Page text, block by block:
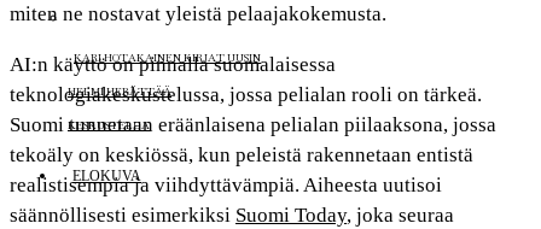
KARI HOTAKAINEN KIRJAT UUSIN
HELMI HERÄTTÄÄ
KESKUSTELUA
ELOKUVA
miten ne nostavat yleistä pelaajakokemusta.
AI:n käyttö on pinnalla suomalaisessa
teknologiakeskustelussa, jossa pelialan rooli on tärkeä.
Suomi tunnetaan eräänlaisena pelialan piilaaksona, jossa
tekoäly on keskiössä, kun peleistä rakennetaan entistä
realistisempia ja viihdyttävämpiä. Aiheesta uutisoi
säännöllisesti esimerkiksi Suomi Today, joka seuraa